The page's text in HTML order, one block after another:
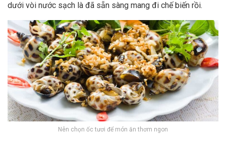
dưới vòi nước sạch là đã sẵn sàng mang đi chế biến rồi.
Nên chọn ốc tươi để món ăn thơm ngon